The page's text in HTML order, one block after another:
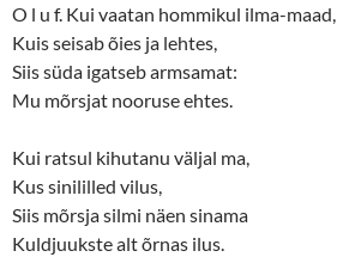
O l u f. Kui vaatan hommikul ilma-maad,
Kuis seisab õies ja lehtes,
Siis süda igatseb armsamat:
Mu mõrsjat nooruse ehtes.
Kui ratsul kihutanu väljal ma,
Kus sinililled vilus,
Siis mõrsja silmi näen sinama
Kuldjuukste alt õrnas ilus.